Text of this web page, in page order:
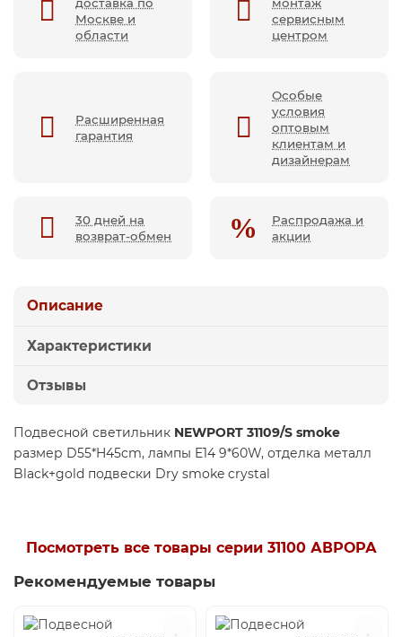
Москве и
области
сервисным
центром
Расширенная
гарантия
Особые
условия
оптовым
клиентам и
дизайнерам
30 дней на
возврат-обмен
Распродажа и
акции
Описание
Характеристики
Отзывы
Подвесной светильник NEWPORT 31109/S smoke
размер D55*H45cm, лампы E14 9*60W, отделка металл
Black+gold подвески Dry smoke crystal
Посмотреть все товары серии 31100 АВРОРА
Рекомендуемые товары